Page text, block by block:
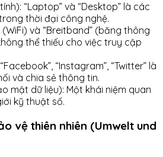
“Laptop” và “Desktop” là các
thời đại công nghệ.
(WiFi) và “Breitband” (băng thông
thể thiếu cho việc truy cập
“Instagram”, “Twitter” là
và chia sẻ thông tin.
mật dữ liệu): Một khái niệm quan
kỹ thuật số.
vệ thiên nhiên (Umwelt und